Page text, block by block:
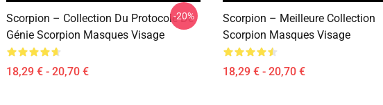
Scorpion – Collection Du Protocole De
Génie Scorpion Masques Visage
18,29 € - 20,70 €
-20%
Scorpion – Meilleure Collection
Scorpion Masques Visage
18,29 € - 20,70 €